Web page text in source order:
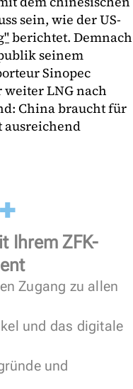
sein, wie der US-
berichtet. Demnach
seinem
Sinopec
LNG nach
China braucht für
ausreichend
Ihrem ZFK-
Zugang zu allen
und das digitale
und